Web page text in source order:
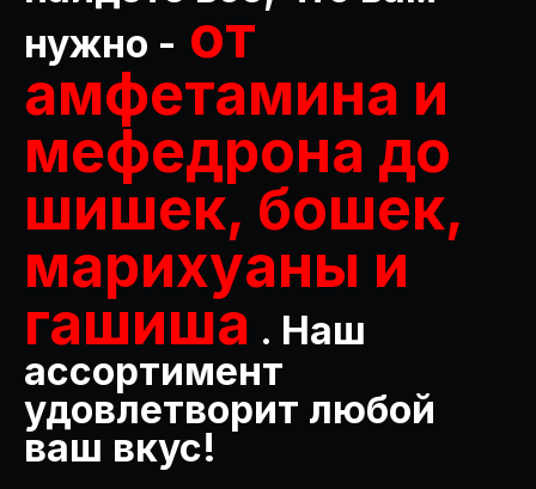
нужно - от
амфетамина и
мефедрона до
шишек, бошек,
марихуаны и
гашиша . Наш
ассортимент
удовлетворит любой
ваш вкус!